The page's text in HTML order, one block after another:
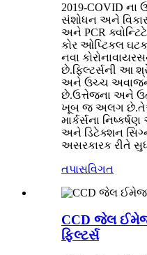
2019-COVID
સંશોધન અને
અને PCR
કોર ઓપ્ટિકલ
નવા
છે.ફિલ્ટર્સની આ
અને ઉચ્ચ
છે.ઉત્તેજના અને
ખૂબ જ અલગ છે.તેઓ
માર્કર્સના
અને ડિટેક્શન
અસરકારક રીતે
તપાસવિગત
CCD જેલ
ફિલ્ટર્સ